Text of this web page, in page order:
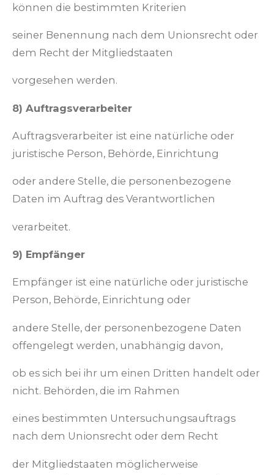
können die bestimmten Kriterien
seiner Benennung nach dem Unionsrecht oder
dem Recht der Mitgliedstaaten
vorgesehen werden.
8) Auftragsverarbeiter
Auftragsverarbeiter ist eine natürliche oder
juristische Person, Behörde, Einrichtung
oder andere Stelle, die personenbezogene
Daten im Auftrag des Verantwortlichen
verarbeitet.
9) Empfänger
Empfänger ist eine natürliche oder juristische
Person, Behörde, Einrichtung oder
andere Stelle, der personenbezogene Daten
offengelegt werden, unabhängig davon,
ob es sich bei ihr um einen Dritten handelt oder
nicht. Behörden, die im Rahmen
eines bestimmten Untersuchungsauftrags
nach dem Unionsrecht oder dem Recht
der Mitgliedstaaten möglicherweise